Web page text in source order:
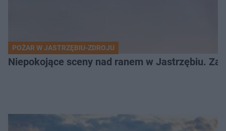
POŻAR W JASTRZĘBIU-ZDROJU
Niepokojące sceny nad ranem w Jastrzębiu.